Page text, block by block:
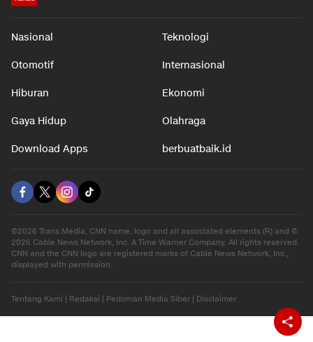
Nasional Teknologi
Otomotif Internasional
Hiburan Ekonomi
Gaya Hidup Olahraga
Download Apps berbuatbaik.id
©2026 Trans Media, CNN name, logo and all associated elements (R) and ©
2026 Cable News Network, Inc. A Time Warner Company. All rights reserved.
CNN and the CNN logo are registered marks of Cable News Network, Inc.,
displayed with permission.
Tentang Kami Redaksi Pedoman Media Siber Disclaimer